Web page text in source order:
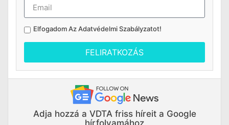
Elfogadom AzAdatvédelmi Szabályzatot!
FELIRATKOZÁS
Adja hozzá a VDTA friss híreit a Google
hírfolyamához